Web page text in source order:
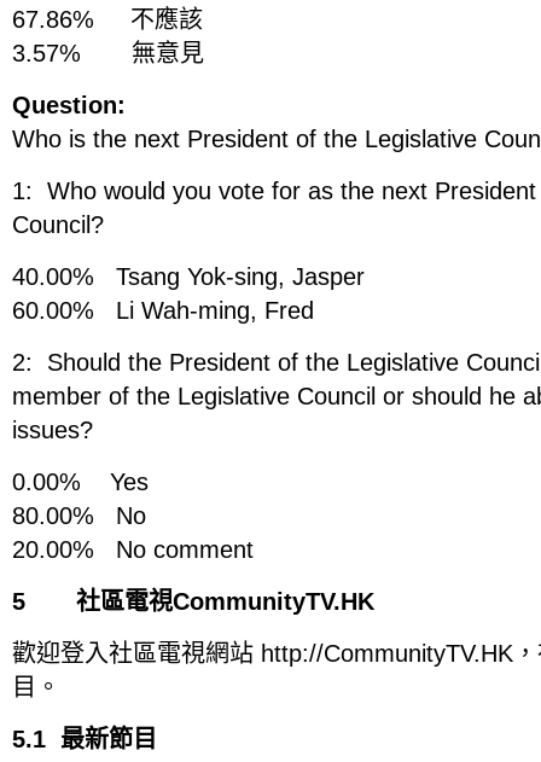
67.86% 不應該
3.57% 無意見
Question:
Who is the next President of the Legislative
1: Who would you vote for as the next
Council?
40.00% Tsang Yok-sing, Jasper
60.00% Li Wah-ming, Fred
2: Should the President of the Legislative
member of the Legislative Council or should he
issues?
0.00% Yes
80.00% No
20.00% No comment
5 社區電視CommunityTV.HK
歡迎登入社區電視網站 http://CommunityTV.HK
目。
5.1 最新節目